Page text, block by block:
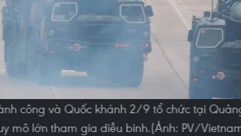
công và Quốc khánh 2/9 tổ chức tại
mô lớn tham gia diễu binh.(Ảnh: PV/